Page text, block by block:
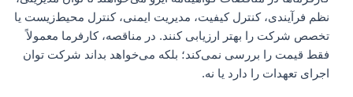
نظم فرآیندی، کنترل کیفیت، مدیریت ایمنی، کنترل محیط‌زیست یا
تخصص شرکت را بهتر ارزیابی کنند. در مناقصه، کارفرما معمولاً
فقط قیمت را بررسی نمی‌کند؛ بلکه می‌خواهد بداند شرکت توان
اجرای تعهدات را دارد یا نه.